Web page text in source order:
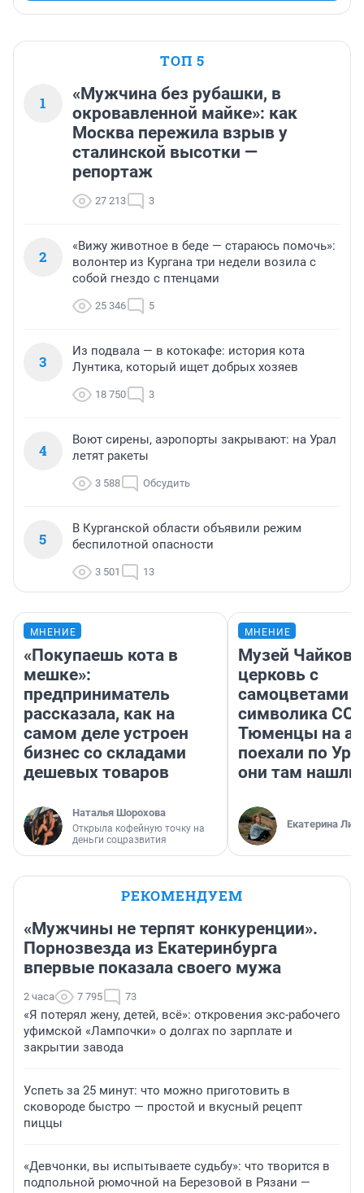
ТОП 5
1
«Мужчина без рубашки, в
окровавленной майке»: как
Москва пережила взрыв у
сталинской высотки —
репортаж
27 213 3
2
«Вижу животное в беде — стараюсь помочь»:
волонтер из Кургана три недели возила с
собой гнездо с птенцами
25 346 5
3
Из подвала — в котокафе: история кота
Лунтика, который ищет добрых хозяев
18 750 3
4
Воют сирены, аэропорты закрывают: на Урал
летят ракеты
3 588 Обсудить
5
В Курганской области объявили режим
беспилотной опасности
3 501 13
МНЕНИЕ
«Покупаешь кота в
мешке»:
предприниматель
рассказала, как на
самом деле устроен
бизнес со складами
дешевых товаров
Наталья Шорохова
Открыла кофейную точку на
деньги соцразвития
МНЕНИЕ
Музей
церковь с
самоцветами
символика
Тюменцы на
поехали по
они там нашли
Екатерина
РЕКОМЕНДУЕМ
«Мужчины не терпят конкуренции».
Порнозвезда из Екатеринбурга
впервые показала своего мужа
2 часа 7 795 73
«Я потерял жену, детей, всё»: откровения экс-рабочего
уфимской «Лампочки» о долгах по зарплате и
закрытии завода
Успеть за 25 минут: что можно приготовить в
сковороде быстро — простой и вкусный рецепт
пиццы
«Девчонки, вы испытываете судьбу»: что творится в
подпольной рюмочной на Березовой в Рязани —